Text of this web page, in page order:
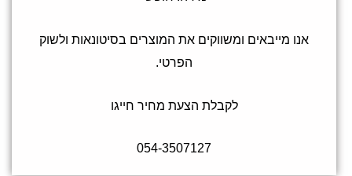
אנו מייבאים ומשווקים את המוצרים בסיטונאות ולשוק
הפרטי.
לקבלת הצעת מחיר חייגו
054-3507127